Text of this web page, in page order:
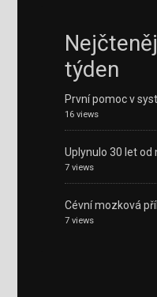
týden
První pomoc v
16 views
Uplynulo 30 let od
7 views
Cévní mozková
7 views